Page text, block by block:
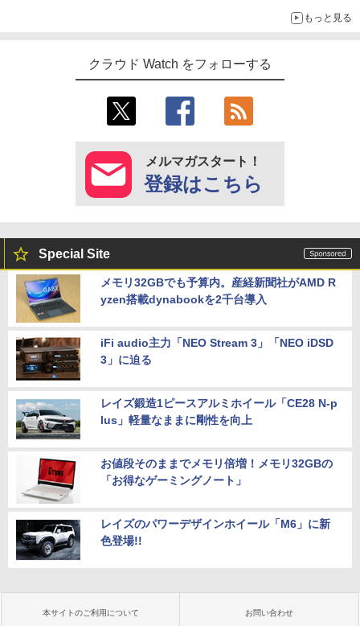
もっと見る
クラウド Watch をフォローする
メルマガスタート！
登録はこちら
Special Site
メモリ32GBでも予算内。産経新聞社がAMD R
yzen搭載dynabookを2千台導入
iFi audio主力「NEO Stream 3」「NEO iDSD
3」に迫る
レイズ鍛造1ピースアルミホイール「CE28 N-p
lus」軽量なままに剛性を向上
お値段そのままでメモリ倍増！メモリ32GBの
「お得なゲーミングノート」
レイズのパワーデザインホイール「M6」に新
色登場!!
本サイトのご利用について お問い合わせ